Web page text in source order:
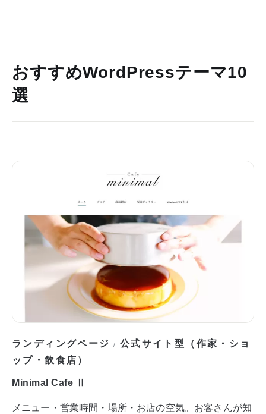
おすすめWordPressテーマ10
選
ランディングページ / 公式サイト型（作家・ショ
ップ・飲食店）
Minimal Cafe Ⅱ
メニュー・営業時間・場所・お店の空気。お客さんが知